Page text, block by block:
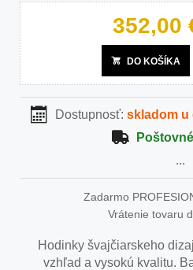
352,00
DO KOŠÍKA
Dostupnosť: skladom u
...
Zadarmo
Vrátenie tovaru
Hodinky švajčiarskeho
vzhľad a vysokú kvalitu.